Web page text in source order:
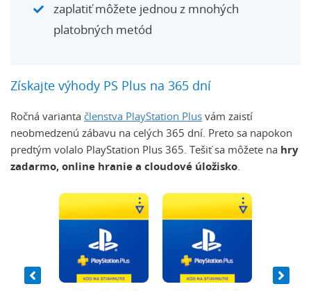
zaplatiť môžete jednou z mnohých
platobných metód
Získajte výhody PS Plus na 365 dní
Ročná varianta členstva PlayStation Plus vám zaistí
neobmedzenú zábavu na celých 365 dní. Preto sa napokon
predtým volalo PlayStation Plus 365. Tešiť sa môžete na hry
zadarmo, online hranie a cloudové úložisko